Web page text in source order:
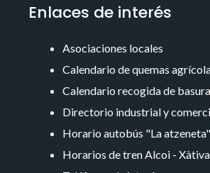
Enlaces de interés
Asociaciones locales
Calendario de quemas
Calendario recogida de basura
Directorio industrial y
Horario autobús "La atzeneta"
Horarios de tren Alcoi - Xàtiva